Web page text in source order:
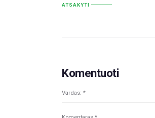
ATSAKYTI
Komentuoti